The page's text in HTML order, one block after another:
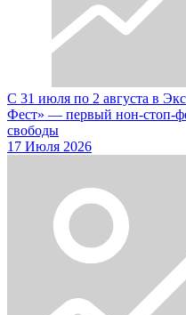
С 31 июля по 2 августа в
Фест» — первый нон-стоп-
свободы
17 Июля 2026